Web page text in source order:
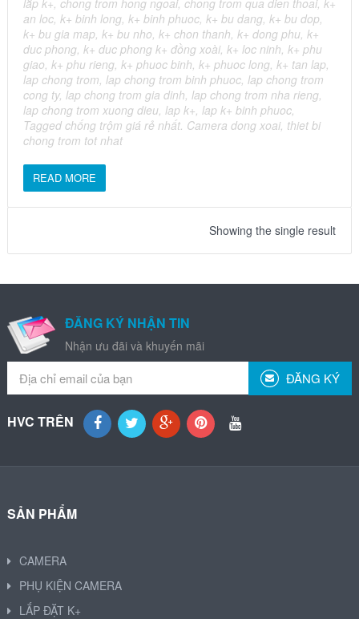
lắp k+, chong trom hong ngoai, chong trom qua dien thoai, k+
an loc, k+ binh long, k+ binh phuoc, k+ bu dang, k+ bu dop,
k+ bu gia map, k+ bu nho, k+ chon thanh, k+ dong phu, k+
duc phong, k+ duc phong k+ đồng xoài, k+ loc ninh, k+ phu
giao, k+ phu rieng, k+ phuoc binh, k+ phuoc long, k+ tan lap,
lap chong trom, lap chong trom binh phuoc, lap chong trom
cong ty, lap chong trom gia dinh, lap chong trom nha rieng,
lap chong trom xuong dieu, lap k+, lap k+ binh phuoc,
Tagged chống trộm giá rẻ nhất. Camera dong xoai, thiet bi
chong trom tot nhat
READ MORE
Showing the single result
ĐĂNG KÝ NHẬN TIN
Nhận ưu đãi và khuyến mãi
ĐĂNG KÝ
HVC TRÊN
SẢN PHẨM
CAMERA
PHỤ KIỆN CAMERA
LẮP ĐẶT K+